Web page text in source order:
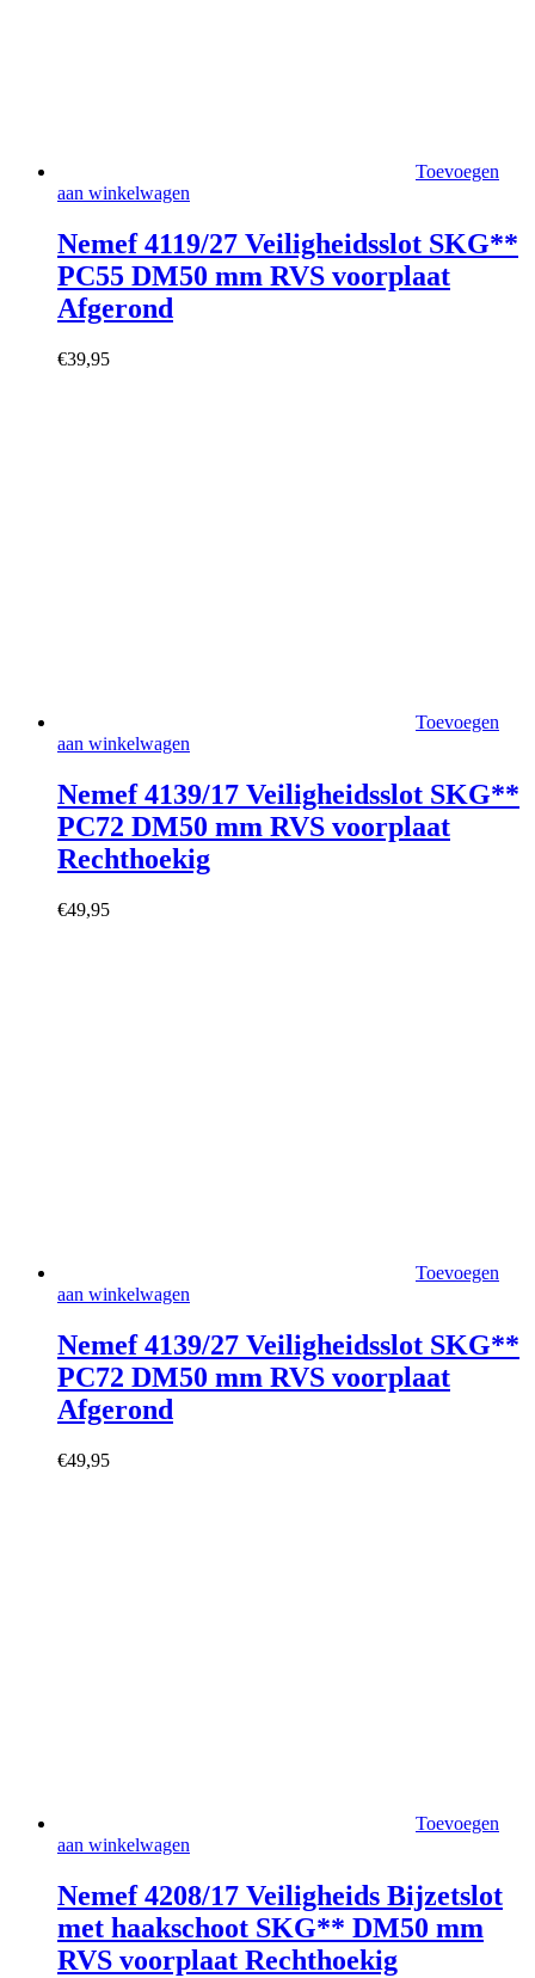
Toevoegen
aan winkelwagen
Nemef 4119/27 Veiligheidsslot SKG**
PC55 DM50 mm RVS voorplaat
Afgerond
€39,95
Toevoegen
aan winkelwagen
Nemef 4139/17 Veiligheidsslot SKG**
PC72 DM50 mm RVS voorplaat
Rechthoekig
€49,95
Toevoegen
aan winkelwagen
Nemef 4139/27 Veiligheidsslot SKG**
PC72 DM50 mm RVS voorplaat
Afgerond
€49,95
Toevoegen
aan winkelwagen
Nemef 4208/17 Veiligheids Bijzetslot
met haakschoot SKG** DM50 mm
RVS voorplaat Rechthoekig